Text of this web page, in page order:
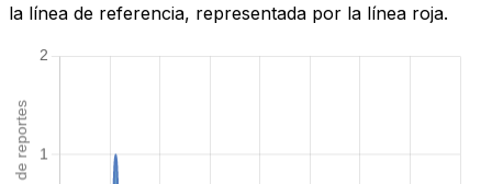
la línea de referencia, representada por la línea roja.